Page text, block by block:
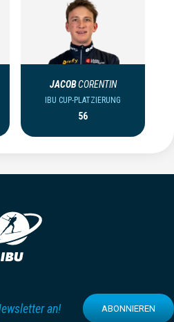
JACOBCORENTIN
IBU CUP-PLATZIERUNG
56
an! ABONNIEREN